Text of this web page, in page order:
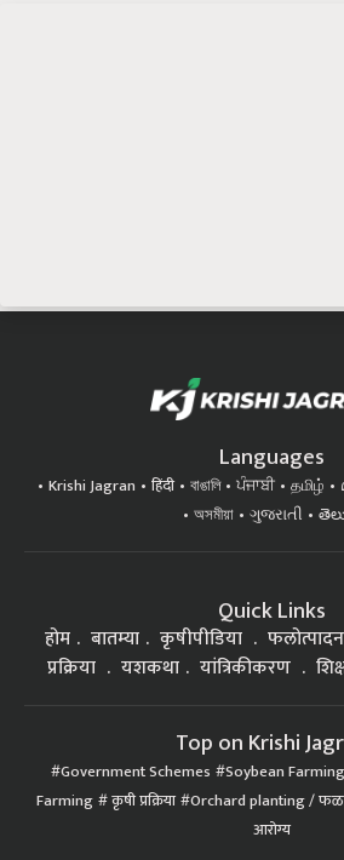
Languages
Krishi Jagran हिंदी বাঙালি ਪੰਜਾਬੀ தமிழ்
অসমীয়া
ગુજરાતી
Quick Links
होम बातम्या कृषीपीडिया फलोत्पादन
प्रक्रिया
यशकथा यांत्रिकीकरण
Top on Krishi
Government Schemes Soybean Farming
Farming कृषी प्रक्रिया Orchard planting /
आरोग्य